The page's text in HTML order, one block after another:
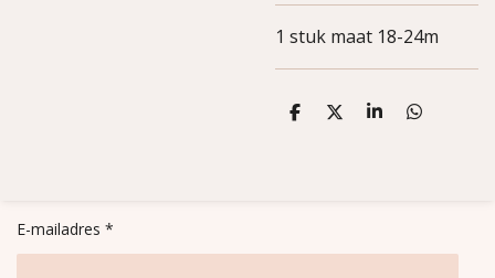
1 stuk maat 18-24m
D
D
S
D
E-mailadres *